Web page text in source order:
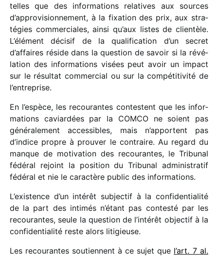
telles que des infor­ma­tions rela­tives aux sources
d’approvisionnement, à la fixa­tion des prix, aux stra­
té­gies commer­ciales, ainsi qu’aux listes de clien­tèle.
L’élément déci­sif de la quali­fi­ca­tion d’un secret
d’affaires réside dans la ques­tion de savoir si la révé­
la­tion des infor­ma­tions visées peut avoir un impact
sur le résul­tat commer­cial ou sur la compé­ti­ti­vité de
l’entreprise.
En l’espèce, les recou­rantes contestent que les infor­
ma­tions caviar­dées par la COMCO ne soient pas
géné­ra­le­ment acces­sibles, mais n’apportent pas
d’indice propre à prou­ver le contraire. Au regard du
manque de moti­va­tion des recou­rantes, le Tribunal
fédé­ral rejoint la posi­tion du Tribunal admi­nis­tra­tif
fédé­ral et nie le carac­tère public des infor­ma­tions.
L’existence d’un inté­rêt subjec­tif à la confi­den­tia­lité
de la part des inti­més n’étant pas contesté par les
recou­rantes, seule la ques­tion de l’intérêt objec­tif à la
confi­den­tia­lité reste alors liti­gieuse.
Les recou­rantes soutiennent à ce sujet que l’art. 7 al.